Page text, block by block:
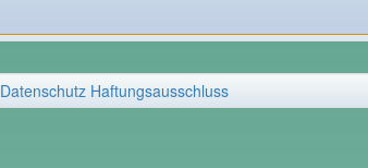
Datenschutz Haftungsausschluss